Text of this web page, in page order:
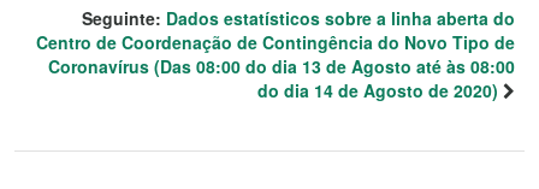
Seguinte: Dados estatísticos sobre a linha aberta do
Centro de Coordenação de Contingência do Novo Tipo de
Coronavírus (Das 08:00 do dia 13 de Agosto até às 08:00
do dia 14 de Agosto de 2020)